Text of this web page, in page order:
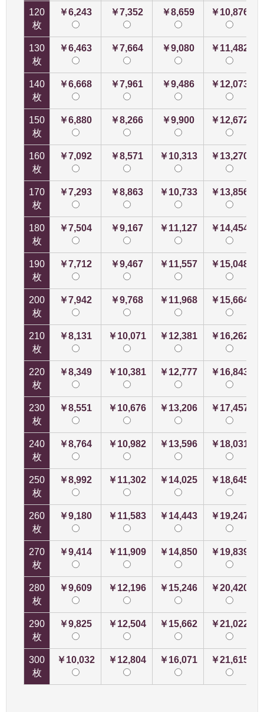
120
枚
￥6,243 ￥7,352 ￥8,659 ￥10,876
130
枚
￥6,463 ￥7,664 ￥9,080 ￥11,482
140
枚
￥6,668 ￥7,961 ￥9,486 ￥12,073
150
枚
￥6,880 ￥8,266 ￥9,900 ￥12,672
160
枚
￥7,092 ￥8,571 ￥10,313 ￥13,270
170
枚
￥7,293 ￥8,863 ￥10,733 ￥13,856
180
枚
￥7,504 ￥9,167 ￥11,127 ￥14,454
190
枚
￥7,712 ￥9,467 ￥11,557 ￥15,048
200
枚
￥7,942 ￥9,768 ￥11,968 ￥15,664
210
枚
￥8,131 ￥10,071 ￥12,381 ￥16,262
220
枚
￥8,349 ￥10,381 ￥12,777 ￥16,843
230
枚
￥8,551 ￥10,676 ￥13,206 ￥17,457
240
枚
￥8,764 ￥10,982 ￥13,596 ￥18,031
250
枚
￥8,992 ￥11,302 ￥14,025 ￥18,645
260
枚
￥9,180 ￥11,583 ￥14,443 ￥19,247
270
枚
￥9,414 ￥11,909 ￥14,850 ￥19,839
280
枚
￥9,609 ￥12,196 ￥15,246 ￥20,420
290
枚
￥9,825 ￥12,504 ￥15,662 ￥21,022
300
枚
￥10,032 ￥12,804 ￥16,071 ￥21,615